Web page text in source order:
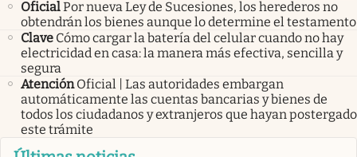
OficialPor nueva Ley de Sucesiones, los herederos no
obtendrán los bienes aunque lo determine el testamento
Clave Cómo cargar la batería del celular cuando no hay
electricidad en casa: la manera más efectiva, sencilla y
segura
Atención Oficial | Las autoridades embargan
automáticamente las cuentas bancarias y bienes de
todos los ciudadanos y extranjeros que hayan postergado
este trámite